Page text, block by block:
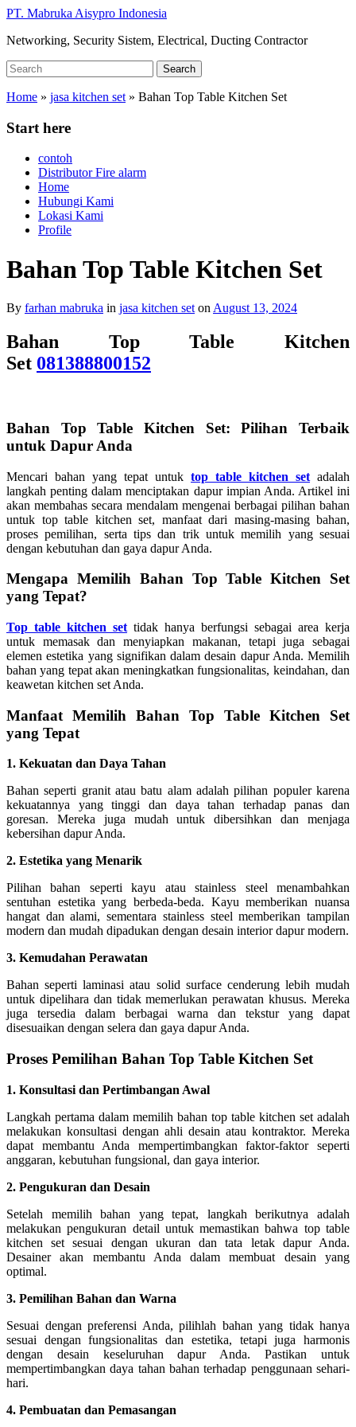
Skip
main
PT. Mabruka Aisypro Indonesia
Networking, Security Sistem, Electrical, Ducting Contractor
Search
for:
Search
Home » jasa kitchen set » Bahan Top Table Kitchen Set
Start here
contoh
Distributor Fire alarm
Home
Hubungi Kami
Lokasi Kami
Profile
Bahan Top Table Kitchen Set
By farhan mabruka in jasa kitchen set on August 13, 2024
Bahan Top Table Kitchen
Set 081388800152
Bahan Top Table Kitchen Set: Pilihan Terbaik
untuk Dapur Anda
Mencari bahan yang tepat untuk top table kitchen set adalah
langkah penting dalam menciptakan dapur impian Anda. Artikel ini
akan membahas secara mendalam mengenai berbagai pilihan bahan
untuk top table kitchen set, manfaat dari masing-masing bahan,
proses pemilihan, serta tips dan trik untuk memilih yang sesuai
dengan kebutuhan dan gaya dapur Anda.
Mengapa Memilih Bahan Top Table Kitchen Set
yang Tepat?
Top table kitchen set tidak hanya berfungsi sebagai area kerja
untuk memasak dan menyiapkan makanan, tetapi juga sebagai
elemen estetika yang signifikan dalam desain dapur Anda. Memilih
bahan yang tepat akan meningkatkan fungsionalitas, keindahan, dan
keawetan kitchen set Anda.
Manfaat Memilih Bahan Top Table Kitchen Set
yang Tepat
1. Kekuatan dan Daya Tahan
Bahan seperti granit atau batu alam adalah pilihan populer karena
kekuatannya yang tinggi dan daya tahan terhadap panas dan
goresan. Mereka juga mudah untuk dibersihkan dan menjaga
kebersihan dapur Anda.
2. Estetika yang Menarik
Pilihan bahan seperti kayu atau stainless steel menambahkan
sentuhan estetika yang berbeda-beda. Kayu memberikan nuansa
hangat dan alami, sementara stainless steel memberikan tampilan
modern dan mudah dipadukan dengan desain interior dapur modern.
3. Kemudahan Perawatan
Bahan seperti laminasi atau solid surface cenderung lebih mudah
untuk dipelihara dan tidak memerlukan perawatan khusus. Mereka
juga tersedia dalam berbagai warna dan tekstur yang dapat
disesuaikan dengan selera dan gaya dapur Anda.
Proses Pemilihan Bahan Top Table Kitchen Set
1. Konsultasi dan Pertimbangan Awal
Langkah pertama dalam memilih bahan top table kitchen set adalah
melakukan konsultasi dengan ahli desain atau kontraktor. Mereka
dapat membantu Anda mempertimbangkan faktor-faktor seperti
anggaran, kebutuhan fungsional, dan gaya interior.
2. Pengukuran dan Desain
Setelah memilih bahan yang tepat, langkah berikutnya adalah
melakukan pengukuran detail untuk memastikan bahwa top table
kitchen set sesuai dengan ukuran dan tata letak dapur Anda.
Desainer akan membantu Anda dalam membuat desain yang
optimal.
3. Pemilihan Bahan dan Warna
Sesuai dengan preferensi Anda, pilihlah bahan yang tidak hanya
sesuai dengan fungsionalitas dan estetika, tetapi juga harmonis
dengan desain keseluruhan dapur Anda. Pastikan untuk
mempertimbangkan daya tahan bahan terhadap penggunaan sehari-
hari.
4. Pembuatan dan Pemasangan